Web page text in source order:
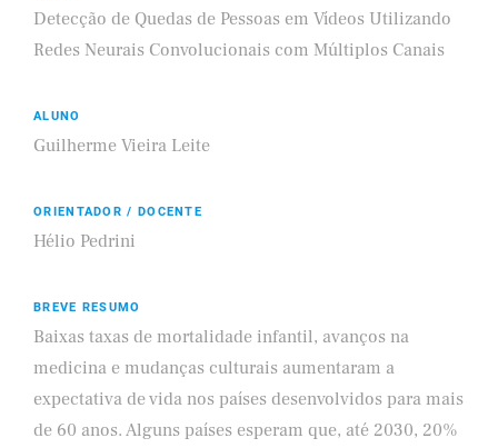
Detecção de Quedas de Pessoas em Vídeos Utilizando
Redes Neurais Convolucionais com Múltiplos Canais
ALUNO
Guilherme Vieira Leite
ORIENTADOR / DOCENTE
Hélio Pedrini
BREVE RESUMO
Baixas taxas de mortalidade infantil, avanços na
medicina e mudanças culturais aumentaram a
expectativa de vida nos países desenvolvidos para mais
de 60 anos. Alguns países esperam que, até 2030, 20%